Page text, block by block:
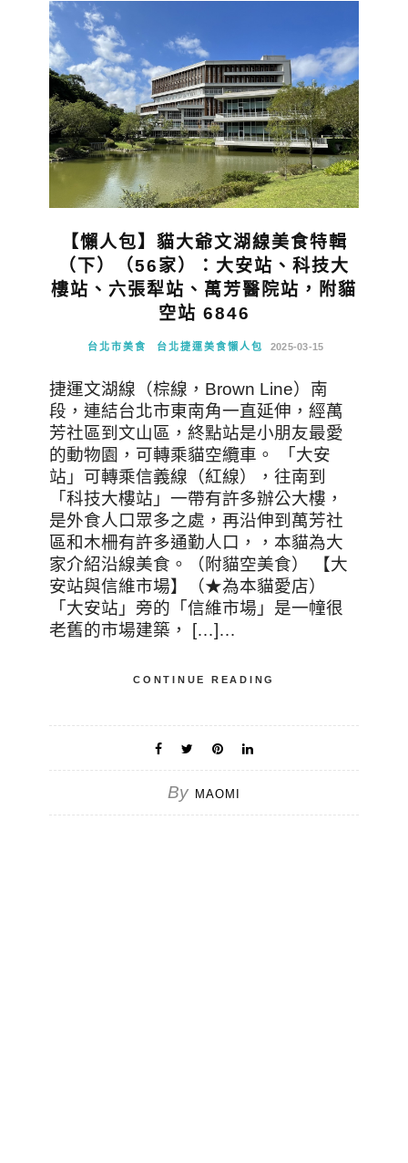
【懶人包】貓大爺文湖線美食特輯
（下）（56家）：大安站、科技大
樓站、六張犁站、萬芳醫院站，附貓
空站 6846
台北市美食 台北捷運美食懶人包 2025-03-15
捷運文湖線（棕線，Brown Line）南
段，連結台北市東南角一直延伸，經萬
芳社區到文山區，終點站是小朋友最愛
的動物園，可轉乘貓空纜車。 「大安
站」可轉乘信義線（紅線），往南到
「科技大樓站」一帶有許多辦公大樓，
是外食人口眾多之處，再沿伸到萬芳社
區和木柵有許多通勤人口，，本貓為大
家介紹沿線美食。（附貓空美食） 【大
安站與信維市場】（★為本貓愛店）
「大安站」旁的「信維市場」是一幢很
老舊的市場建築， […]…
CONTINUE READING
By MAOMI